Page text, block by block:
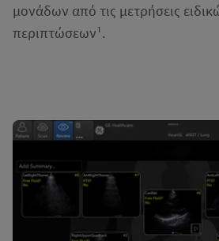
μονάδων από τις μετρήσεις
περιπτώσεων¹.